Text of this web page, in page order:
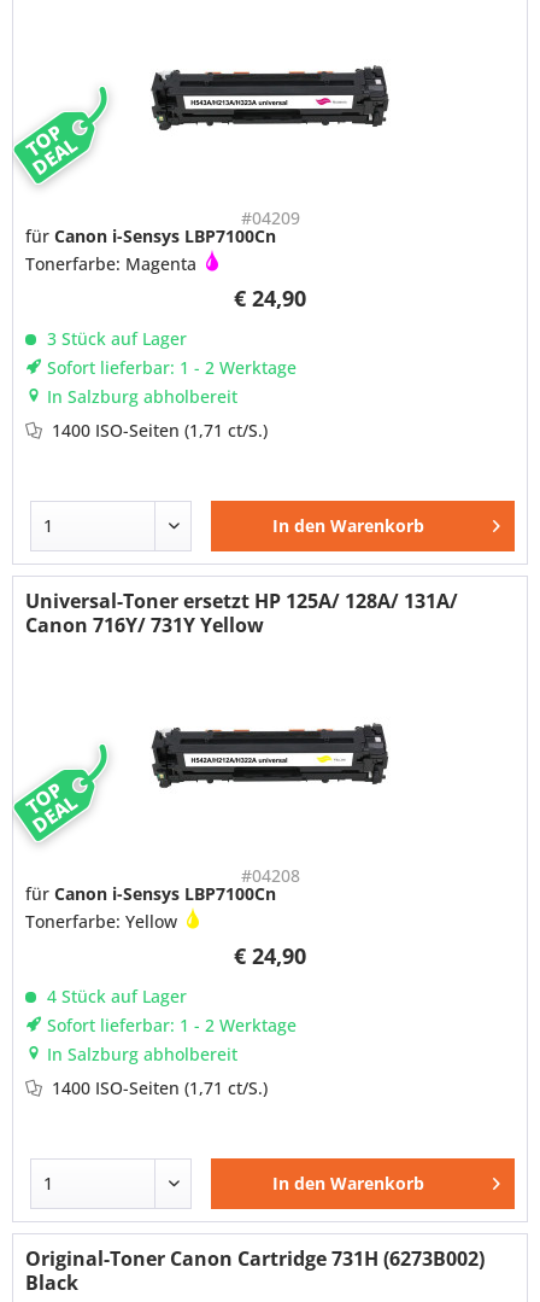
TOP
DEAL
#04209
€ 24,90
fürCanon i-Sensys LBP7100Cn
Tonerfarbe: Magenta
3 Stück auf Lager
Sofort lieferbar: 1 - 2 Werktage
In Salzburg abholbereit
1400 ISO-Seiten(1,71 ct/S.)
In den Warenkorb
TOP
DEAL
Universal-Toner ersetzt HP 125A/ 128A/ 131A/
Canon 716Y/ 731Y Yellow
#04208
€ 24,90
fürCanon i-Sensys LBP7100Cn
Tonerfarbe: Yellow
4 Stück auf Lager
Sofort lieferbar: 1 - 2 Werktage
In Salzburg abholbereit
1400 ISO-Seiten(1,71 ct/S.)
In den Warenkorb
Original-Toner Canon Cartridge 731H (6273B002)
Black